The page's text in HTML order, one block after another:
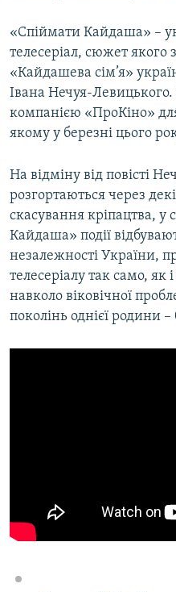
«Спіймати Кайдаша» –
телесеріал, сюжет якого
«Кайдашева сім’я»
Івана Нечуя-
компанією «ПроКіно»
якому у березні цього
На відміну від повісті
розгортаються через
скасування кріпацтва, у
Кайдаша» події
незалежності України,
телесеріалу так само, як
навколо віковічної
поколінь однієї родини –